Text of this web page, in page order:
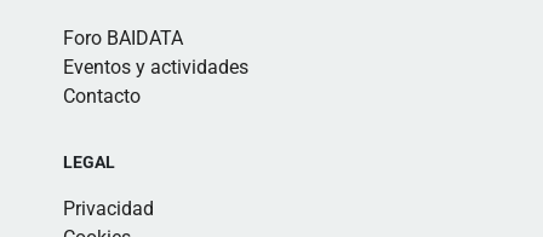
Foro BAIDATA
Eventos y actividades
Contacto
LEGAL
Privacidad